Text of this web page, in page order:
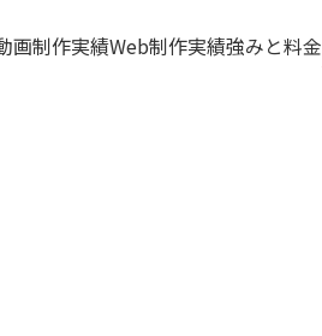
画制作実績Web制作実績強みと料金